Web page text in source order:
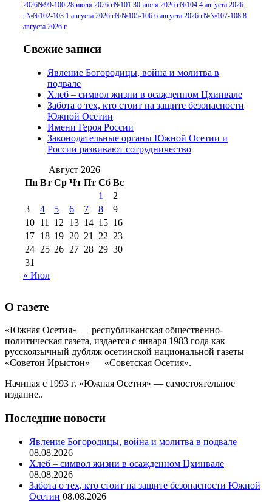
июля 2014 г(10)№96+97 30 июля
2016 г(13)
июля 2017 г
2012 г
(15)
№97 30 июля 2015 г
(15)№98 1 августа 2015 г
августа 2016 г(10)№98 5 июля 2014 г(10)
№98 8 августа 2013 г
августа 2012 г(14) №98+99 11 июля
2017 г(9)
№99 4 августа
2016 г(12) №99 8 июля 2014 г
августа 2012 г(11)
августа 2013 г
(12)
2026№99-100 28 июля 2026 г№101 30 июля 2026 г№104 4 августа 2026
г№№102-103 1 августа 2026 г№№105-106 6 августа 2026 г№№107-108 8
августа 2026 г
Свежие записи
Явление Богородицы, война и молитва в
подвале
Хлеб – символ жизни в осажденном Цхинвале
Забота о тех, кто стоит на защите безопасности
Южной Осетии
Имени Героя России
Законодательные органы Южной Осетии и
России развивают сотрудничество
Август 2026
Пн Вт Ср Чт Пт Сб Вс
1
2
3
4 5 6 7 8
9
10 11 12 13 14 15 16
17 18 19 20 21 22 23
24 25 26 27 28 29 30
31
« Июл
О газете
«Южная Осетия» — республиканская общественно-
политическая газета, издается с января 1983 года как
русскоязычный дубляж осетинской национальной газеты
«Советон Ирыстон» — «Советская Осетия».
Начиная с 1993 г. «Южная Осетия» — самостоятельное
издание..
Последние новости
Явление Богородицы, война и молитва в подвале
08.08.2026
Хлеб – символ жизни в осажденном Цхинвале
08.08.2026
Забота о тех, кто стоит на защите безопасности Южной
Осетии 08.08.2026